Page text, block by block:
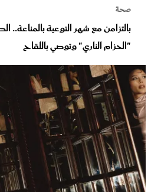
صحة
بالتزامن مع شهر التوعية
"الحزام الناري" وتوصي باللقاح